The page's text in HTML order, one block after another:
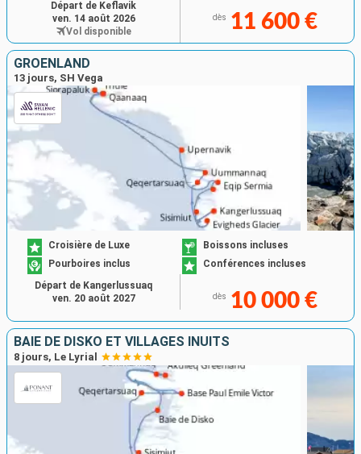
dès 11 600 €
Départ de Keflavik
ven. 14 août 2026
Vol disponible
GRÖENLAND
13 jours, SH Vega
Croisière de Luxe
Boissons incluses
Pourboires inclus
Conférences incluses
dès 10 000 €
Départ de Kangerlussuaq
ven. 20 août 2027
BAIE DE DISKO ET VILLAGES INUITS
8 jours, Le Lyrial